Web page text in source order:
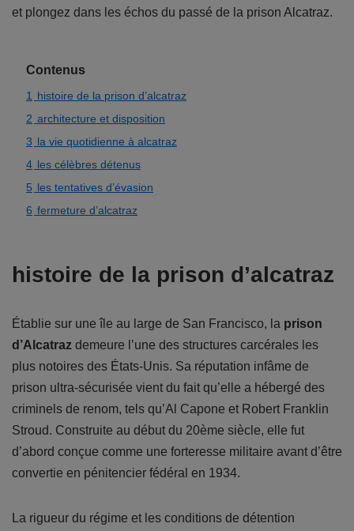
et plongez dans les échos du passé de la prison Alcatraz.
Contenus
1
histoire de la prison d’alcatraz
2 architecture et disposition
3 la vie quotidienne à alcatraz
4 les célèbres détenus
5 les tentatives d’évasion
6 fermeture d’alcatraz
histoire de la prison d’alcatraz
Établie sur une île au large de San Francisco, la prison
d’Alcatraz demeure l’une des structures carcérales les
plus notoires des États-Unis. Sa réputation infâme de
prison ultra-sécurisée vient du fait qu’elle a hébergé des
criminels de renom, tels qu’Al Capone et Robert Franklin
Stroud. Construite au début du 20ème siècle, elle fut
d’abord conçue comme une forteresse militaire avant d’être
convertie en pénitencier fédéral en 1934.
La rigueur du régime et les conditions de détention